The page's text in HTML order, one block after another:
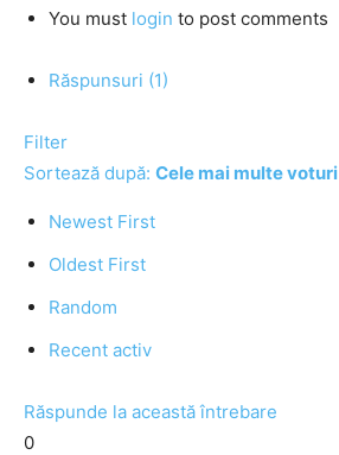
You must login to post comments
Răspunsuri (1)
Filter
Sortează după: Cele mai multe voturi
Newest First
Oldest First
Random
Recent activ
Răspunde la această întrebare
0